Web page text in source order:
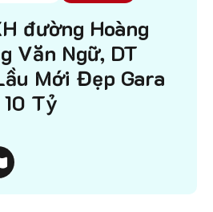
đường Hoàng
Văn Ngữ, DT
Mới Đẹp Gara
Tỷ